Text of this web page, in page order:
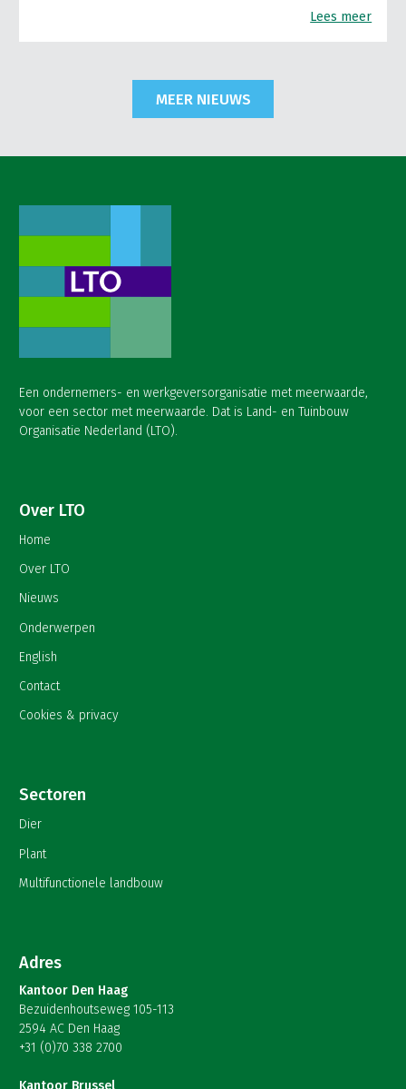
Lees meer
MEER NIEUWS
Een ondernemers- en werkgeversorganisatie met meerwaarde,
voor een sector met meerwaarde. Dat is Land- en Tuinbouw
Organisatie Nederland (LTO).
Over LTO
Home
Over LTO
Nieuws
Onderwerpen
English
Contact
Cookies & privacy
Sectoren
Dier
Plant
Multifunctionele landbouw
Adres
Kantoor Den Haag
Bezuidenhoutseweg 105-113
2594 AC Den Haag
+31 (0)70 338 2700
Kantoor Brussel